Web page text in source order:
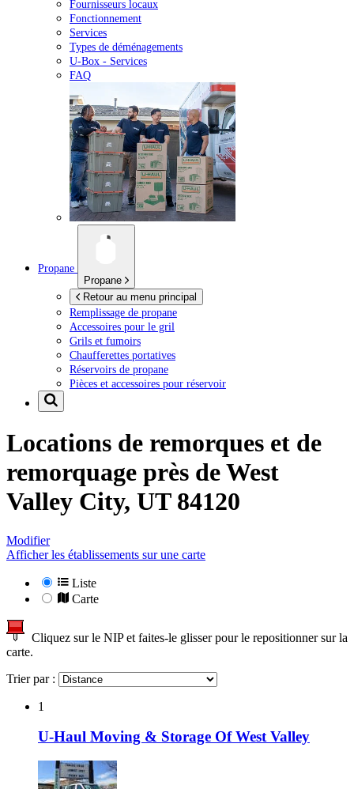
Fournisseurs locaux
Fonctionnement
Services
Types de déménagements
U-Box - Services
FAQ
Propane
Propane
Retour au menu principal
Remplissage de propane
Accessoires pour le gril
Grils et fumoirs
Chaufferettes portatives
Réservoirs de propane
Pièces et accessoires pour réservoir
Locations de remorques et de
remorquage près deWest
Valley City, UT 84120
Modifier
Afficher les établissements sur une carte
Liste
Carte
Cliquez sur le NIP et faites-le glisser pour le repositionner sur la
carte.
Trier par :
1
U-Haul Moving & Storage Of West Valley